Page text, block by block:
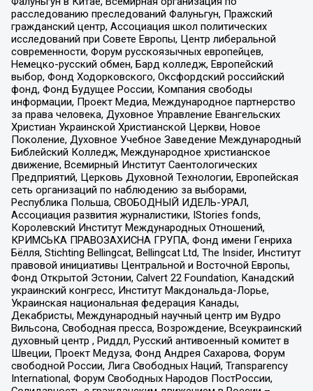
расследованию преследований Фалуньгун, Пражский
гражданский центр, Ассоциация школ политических
исследований при Совете Европы, Центр либеральной
современности, Форум русскоязычных европейцев,
Немецко-русский обмен, Бард колледж, Европейский
выбор, Фонд Ходорковского, Оксфордский российский
фонд, Фонд Будущее России, Компания свободы
информации, Проект Медиа, Международное партнерство
за права человека, Духовное Управление Евангельских
Христиан Украинской Христианской Церкви, Новое
Поколение, Духовное Учебное Заведение Международный
Библейский Колледж, Международное христианское
движение, Всемирный Институт Саентологических
Предприятий, Церковь Духовной Технологии, Европейская
сеть организаций по наблюдению за выборами,
Республика Польша, СВОБОДНЫЙ ИДЕЛЬ-УРАЛ,
Ассоциация развития журналистики, IStories fonds,
Королевский Институт Международных Отношений,
КРИМСЬКА ПРАВОЗАХИСНА ГРУПА, Фонд имени Генриха
Бёлля, Stichting Bellingcat, Bellingcat Ltd, The Insider, Институт
правовой инициативы Центральной и Восточной Европы,
Фонд Открытой Эстонии, Calvert 22 Foundation, Канадский
украинский конгресс, Институт Макдональда-Лорье,
Украинская национальная федерация Канады,
Декабристы, Международный научный центр им Вудро
Вильсона, Свободная пресса, Возрождение, Всеукраинский
духовный центр , Риддл, Русский антивоенный комитет в
Швеции, Проект Медуза, Фонд Андрея Сахарова, Форум
свободной России, Лига Свободных Наций, Transparеncy
International, Форум Свободных Народов ПостРоссии,